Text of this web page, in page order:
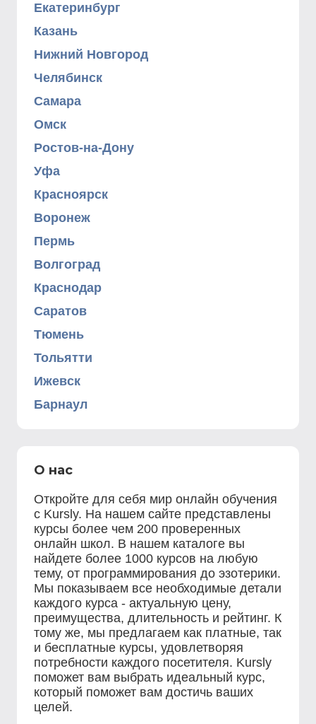
Екатеринбург
Казань
Нижний Новгород
Челябинск
Самара
Омск
Ростов-на-Дону
Уфа
Красноярск
Воронеж
Пермь
Волгоград
Краснодар
Саратов
Тюмень
Тольятти
Ижевск
Барнаул
О нас
Откройте для себя мир онлайн обучения
с Kursly. На нашем сайте представлены
курсы более чем 200 проверенных
онлайн школ. В нашем каталоге вы
найдете более 1000 курсов на любую
тему, от программирования до эзотерики.
Мы показываем все необходимые детали
каждого курса - актуальную цену,
преимущества, длительность и рейтинг. К
тому же, мы предлагаем как платные, так
и бесплатные курсы, удовлетворяя
потребности каждого посетителя. Kursly
поможет вам выбрать идеальный курс,
который поможет вам достичь ваших
целей.